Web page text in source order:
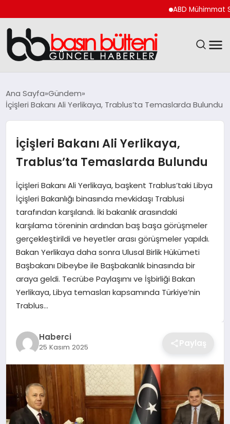
ABD Mühimmat
GÜNCEL
EKONOMI
MAGAZIN
SAĞLIK
SPOR
TEKNOLOJI
YAŞAM
GÜNDEM
Ana Sayfa Gündem
İçişleri Bakanı Ali Yerlikaya, Trablus’ta Temaslarda Bulundu
İçişleri Bakanı Ali Yerlikaya,
Trablus’ta Temaslarda Bulundu
İçişleri Bakanı Ali Yerlikaya, başkent Trablus’taki Libya
İçişleri Bakanlığı binasında mevkidaşı Trablusi
tarafından karşılandı. İki bakanlık arasındaki
karşılama töreninin ardından baş başa görüşmeler
gerçekleştirildi ve heyetler arası görüşmeler yapıldı.
Bakan Yerlikaya daha sonra Ulusal Birlik Hükümeti
Başbakanı Dibeybe ile Başbakanlık binasında bir
araya geldi. Tecrübe Paylaşımı ve İşbirliği Bakan
Yerlikaya, Libya temasları kapsamında Türkiye’nin
Trablus…
Haberci
25 Kasım 2025 Paylaş